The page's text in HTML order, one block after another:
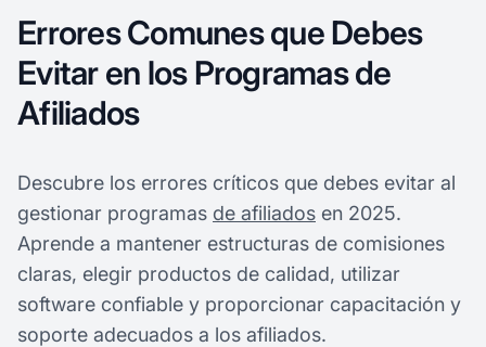
Errores Comunes que Debes
Evitar en los Programas de
Afiliados
Descubre los errores críticos que debes evitar al
gestionar programas de afiliados en 2025.
Aprende a mantener estructuras de comisiones
claras, elegir productos de calidad, utilizar
software confiable y proporcionar capacitación y
soporte adecuados a los afiliados.